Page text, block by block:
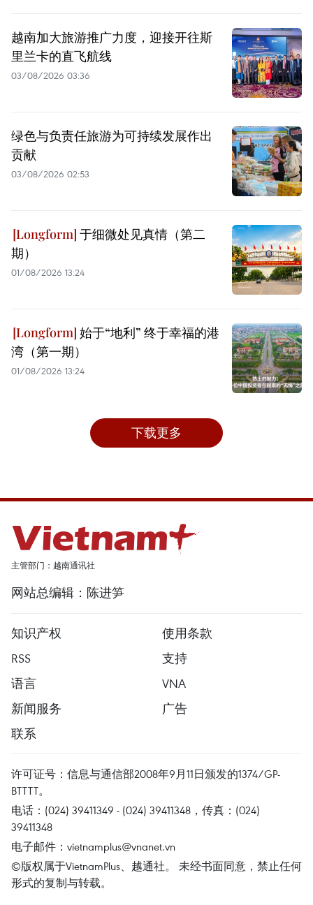
越南加大旅游推广力度，迎接开往斯
里兰卡的直飞航线
03/08/2026 03:36
绿色与负责任旅游为可持续发展作出
贡献
03/08/2026 02:53
于细微处见真情（第二
期）
01/08/2026 13:24
始于“地利” 终于幸福的港
湾（第一期）
01/08/2026 13:24
下载更多
主管部门：越南通讯社
网站总编辑：陈进笋
知识产权
使用条款
RSS
支持
语言
VNA
新闻服务
广告
联系
许可证号：信息与通信部2008年9月11日颁发的1374/GP-
BTTTT。
电话：(024) 39411349 - (024) 39411348，传真：(024)
39411348
电子邮件： vietnamplus@vnanet.vn
©版权属于VietnamPlus、越通社。 未经书面同意，禁止任何
形式的复制与转载。